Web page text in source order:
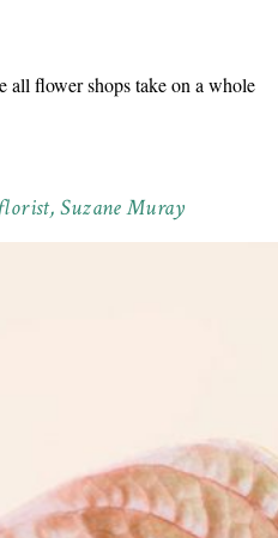
all flower shops take on a whole
Suzane Muray